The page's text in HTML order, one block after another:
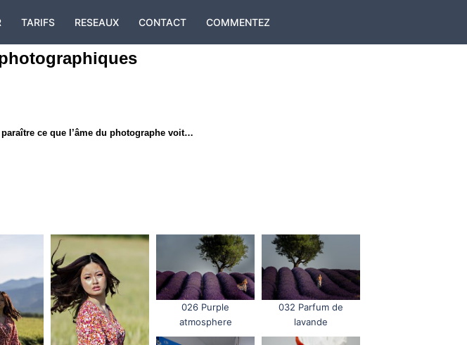
TARIFS RESEAUX CONTACT COMMENTEZ
ce que l’âme du photographe voit…
026 Purple
atmosphere
032 Parfum de
lavande